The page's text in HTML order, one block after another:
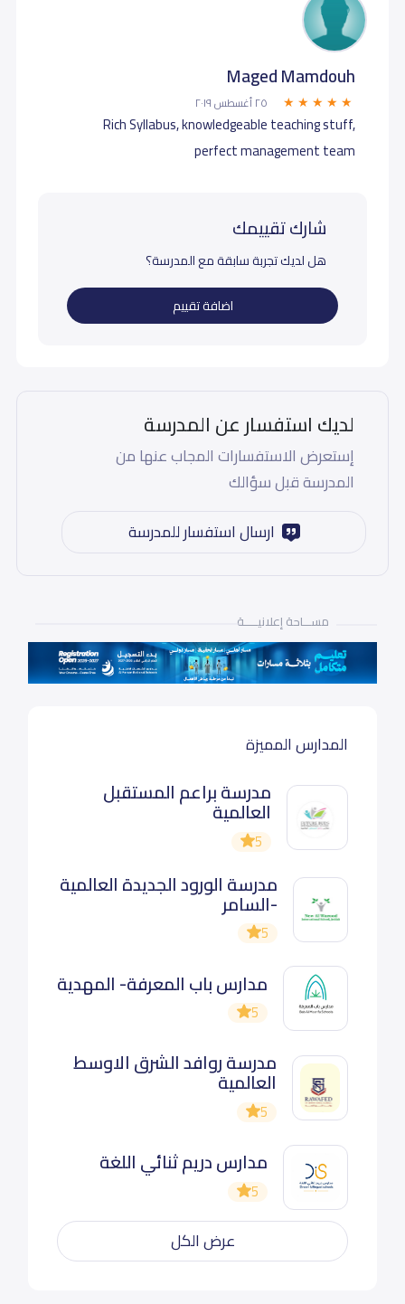
Maged Mamdouh
٢٥ أغسطس ٢٠١٩
Rich Syllabus, knowledgeable teaching stuff,
perfect management team
شارك تقييمك
هل لديك تجربة سابقة مع المدرسة؟
اضافة تقييم
لديك استفسار عن المدرسة
إستعرض الاستفسارات المجاب عنها من
المدرسة قبل سؤالك
ارسال استفسار للمدرسة
مســـاحة إعلانيـــــة
المدارس المميزة
مدرسة براعم المستقبل
العالمية
5
مدرسة الورود الجديدة العالمية
-السامر
5
مدارس باب المعرفة- المهدية
5
مدرسة روافد الشرق الاوسط
العالمية
5
مدارس دريم ثنائي اللغة
5
عرض الكل